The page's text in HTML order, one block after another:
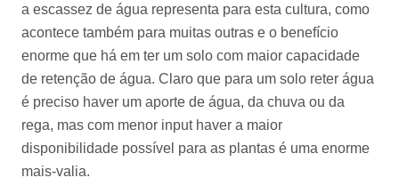
a escassez de água representa para esta cultura, como
acontece também para muitas outras e o benefício
enorme que há em ter um solo com maior capacidade
de retenção de água. Claro que para um solo reter água
é preciso haver um aporte de água, da chuva ou da
rega, mas com menor input haver a maior
disponibilidade possível para as plantas é uma enorme
mais-valia.